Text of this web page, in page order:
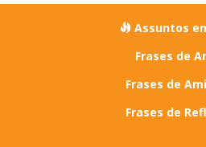
Assuntos
Frases de
Frases de
Frases de